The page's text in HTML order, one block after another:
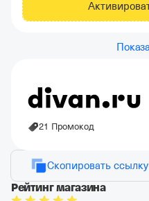
21 Промокод
Скопировать ссылку
Рейтинг магазина